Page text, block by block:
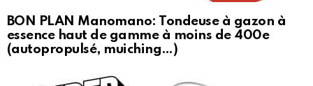
BON PLAN Manomano: Tondeuse à gazon à
essence haut de gamme à moins de 400e
(autopropulsé, muiching…)